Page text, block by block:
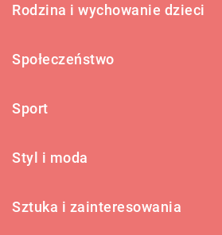
Rodzina i wychowanie dzieci
Społeczeństwo
Sport
Styl i moda
Sztuka i zainteresowania